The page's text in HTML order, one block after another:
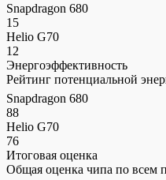
Snapdragon 680
15
Helio G70
12
Энергоэффективность
Рейтинг потенциальной
Snapdragon 680
88
Helio G70
76
Итоговая оценка
Общая оценка чипа по всем